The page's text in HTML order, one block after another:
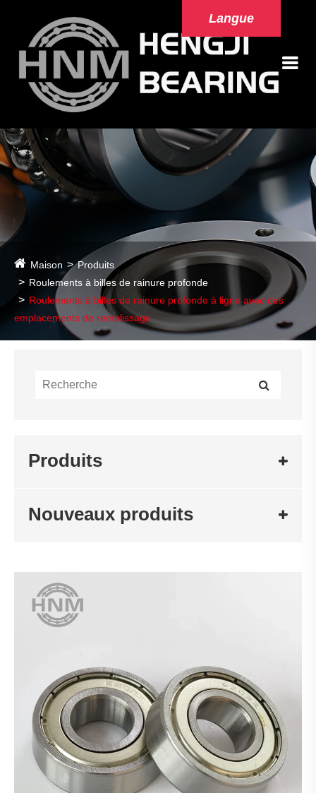
Langue
Maison
Produits
Roulements à billes de rainure profonde
Roulements à billes de rainure profonde à ligne avec des
emplacements de remplissage
Produits
Nouveaux produits